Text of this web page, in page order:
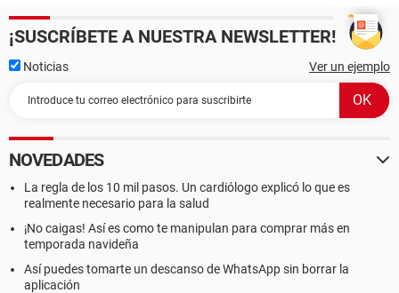
¡SUSCRÍBETE A NUESTRA NEWSLETTER!
Noticias Ver un ejemplo
NOVEDADES
La regla de los 10 mil pasos. Un cardiólogo explicó lo que es
realmente necesario para la salud
¡No caigas! Así es como te manipulan para comprar más en
temporada navideña
Así puedes tomarte un descanso de WhatsApp sin borrar la
aplicación